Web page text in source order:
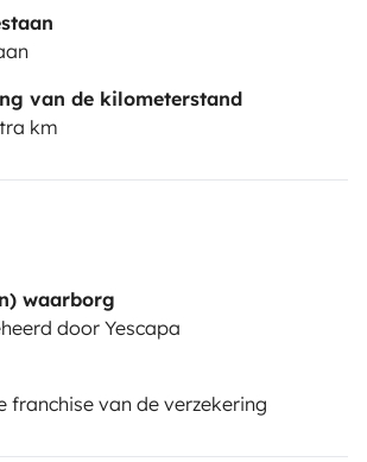
van de kilometerstand
km
waarborg
door Yescapa
franchise van de verzekering